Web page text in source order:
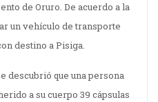
de Oruro. De acuerdo a la
un vehículo de transporte
destino a Pisiga.
descubrió que una persona
a su cuerpo 39 cápsulas